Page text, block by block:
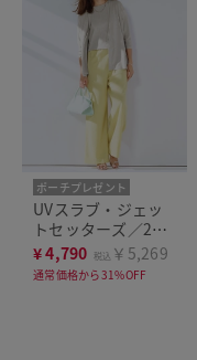
ポーチプレゼント
洗濯機可
UVスラブ・ジェッ
トセッターズ／2点
セット
¥4,790 税込 ￥5,269
通常価格から31%OFF